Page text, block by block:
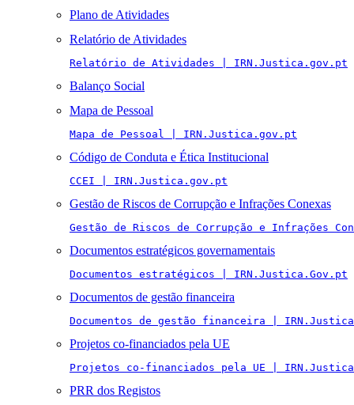
Plano de Atividades
Relatório de Atividades
Relatório de Atividades | IRN.Justica.gov.pt
Balanço Social
Mapa de Pessoal
Mapa de Pessoal | IRN.Justica.gov.pt
Código de Conduta e Ética Institucional
CCEI | IRN.Justica.gov.pt
Gestão de Riscos de Corrupção e Infrações Conexas
Gestão de Riscos de Corrupção e Infrações
Documentos estratégicos governamentais
Documentos estratégicos | IRN.Justica.Gov.pt
Documentos de gestão financeira
Documentos de gestão financeira |
Projetos co-financiados pela UE
Projetos co-financiados pela UE |
PRR dos Registos